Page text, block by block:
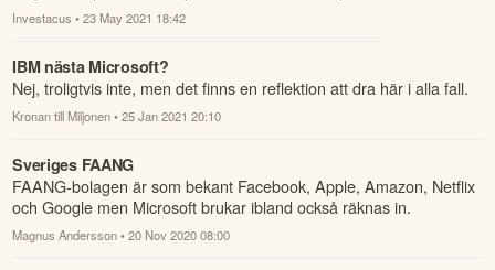
analysis on one company.
Investacus • 23 May 2021 18:42
IBM nästa Microsoft?
Nej, troligtvis inte, men det finns en reflektion att dra här i alla fall.
Kronan till Miljonen • 25 Jan 2021 20:10
Sveriges FAANG
FAANG-bolagen är som bekant Facebook, Apple, Amazon, Netflix
och Google men Microsoft brukar ibland också räknas in.
Magnus Andersson • 20 Nov 2020 08:00